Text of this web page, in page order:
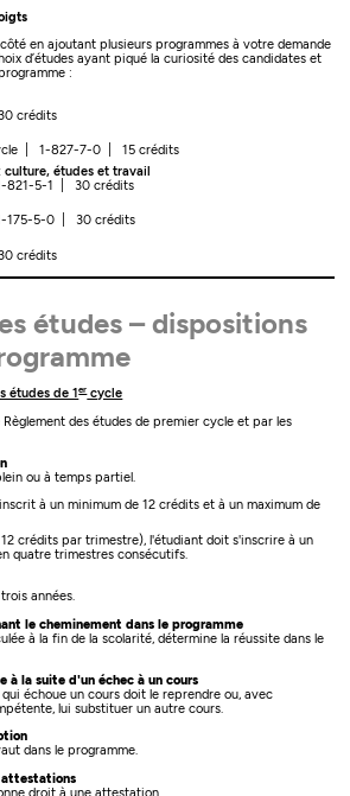
en ajoutant plusieurs programmes à votre demande
d’études ayant piqué la curiosité des candidates et
:
crédits
| 1-827-7-0 | 15 crédits
culture, études et travail
5-1 | 30 crédits
5-0 | 30 crédits
crédits
études – dispositions
études de 1ercycle
des études de premier cycle et par les
ou à temps partiel.
à un minimum de 12 crédits et à un maximum de
crédits par trimestre), l'étudiant doit s'inscrire à un
quatre trimestres consécutifs.
années.
le cheminement dans le programme
à la fin de la scolarité, détermine la réussite dans le
à la suite d'un échec à un cours
échoue un cours doit le reprendre ou, avec
lui substituer un autre cours.
dans le programme.
droit à une attestation.